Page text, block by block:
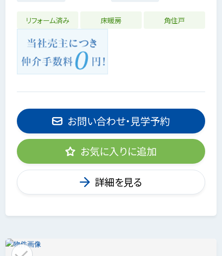
リフォーム済み 床暖房 角住戸
お問い合わせ・見学予約
お気に入りに追加
詳細を見る